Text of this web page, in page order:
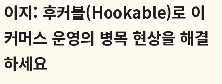
이지: 후커블(Hookable)로 이
커머스 운영의 병목 현상을 해결
하세요